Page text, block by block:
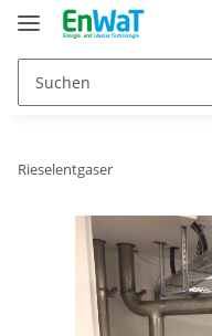
Rieselentgaser